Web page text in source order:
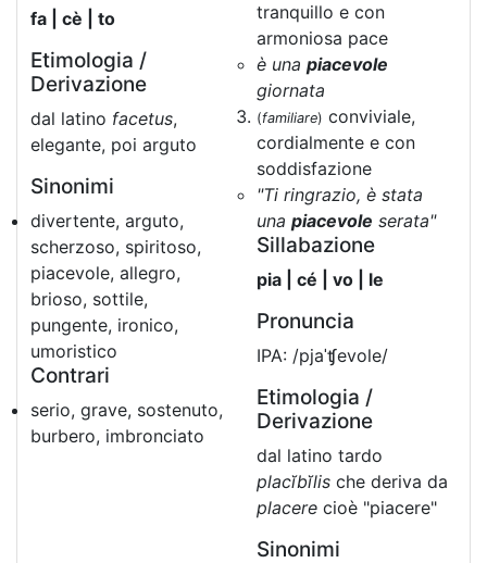
fa | cè | to
Etimologia /
Derivazione
dal latino facetus,
elegante, poi arguto
Sinonimi
divertente, arguto,
scherzoso, spiritoso,
piacevole, allegro,
brioso, sottile,
pungente, ironico,
umoristico
Contrari
serio, grave, sostenuto,
burbero, imbronciato
tranquillo e con
armoniosa pace
è una piacevole
giornata
(familiare) conviviale,
cordialmente e con
soddisfazione
"Ti ringrazio, è stata
una piacevole serata"
Sillabazione
pia | cé | vo | le
Pronuncia
IPA: /pjaˈʧevole/
Etimologia /
Derivazione
dal latino tardo
placĭbĭlis che deriva da
placere cioè "piacere"
Sinonimi